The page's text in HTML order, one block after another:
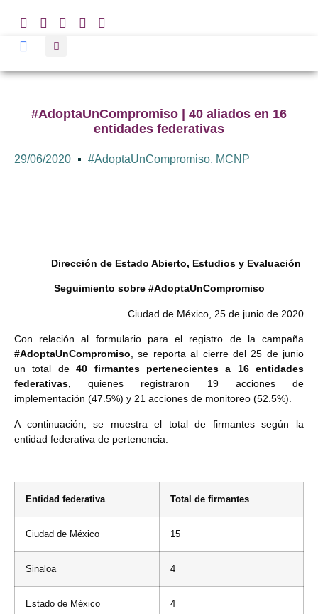
#AdoptaUnCompromiso | 40 aliados en 16
entidades federativas
29/06/2020 #AdoptaUnCompromiso, MCNP
Dirección de Estado Abierto, Estudios y Evaluación
Seguimiento sobre #AdoptaUnCompromiso
Ciudad de México, 25 de junio de 2020
Con relación al formulario para el registro de la campaña
#AdoptaUnCompromiso , se reporta al cierre del 25 de junio
un total de40 firmantes pertenecientes a 16 entidades
federativas, quienes registraron 19 acciones de
implementación (47.5%) y 21 acciones de monitoreo (52.5%).
A continuación, se muestra el total de firmantes según la
entidad federativa de pertenencia.
Entidad federativa Total de firmantes
Ciudad de México 15
Sinaloa 4
Estado de México 4